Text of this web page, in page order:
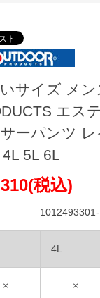
サイズ メン
エス
ーパンツ
5L 6L
税込)
1012493301-
4L
× ×